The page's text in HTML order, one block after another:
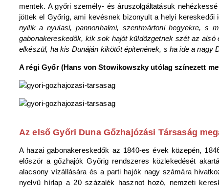
mentek. A győri személy- és áruszolgáltatásuk
jöttek el Győrig, ami kevésnek bizonyult a helyi kereskedői
nyilik a nyulasi, pannonhalmi, szentmártoni hegyekre, s
gabonakereskedők, kik sok hajót küldözgetnek szét az
elkészül, ha kis Dunáján kikötőt épitenének, s ha ide a nagy
A régi Győr (Hans von Stowikowszky utólag színezett
Az első Győri Duna Gőzhajózási Társaság
A hazai gabonakereskedők az 1840-es évek közepén,
először a gőzhajók Győrig rendszeres közlekedését
alacsony vízállására és a parti hajók nagy számára
nyelvű hírlap a 20 százalék hasznot hozó, nemzeti